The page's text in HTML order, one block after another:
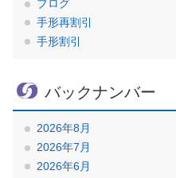
ブログ
手形再割引
手形割引
バックナンバー
2026年8月
2026年7月
2026年6月